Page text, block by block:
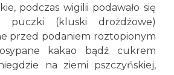
podczas wigilii podawało się
puczki (kluski drożdżowe)
przed podaniem roztopionym
kakao bądź cukrem
na ziemi pszczyńskiej,